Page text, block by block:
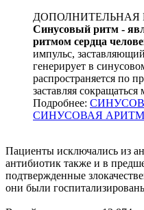
Синусовый ритм -
ритмом сердца
импульс,
генерирует в
распространяется по
заставляя
Подробнее:
СИНУСОВАЯ
Пациенты исключались из
антибиотик также и в
подтвержденные
они были